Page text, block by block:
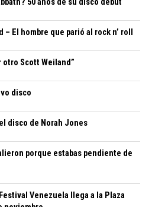
50 años de su disco debut
El hombre que parió al rock n’ roll
otro Scott Weiland”
disco
disco de Norah Jones
porque estabas pendiente de
Venezuela llega a la Plaza